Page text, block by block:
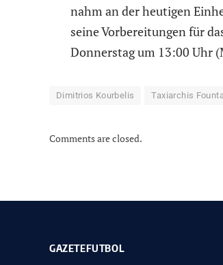
nahm an der heutigen
seine Vorbereitungen für
Donnerstag um 13:00 Uhr
Dimitrios Kourbelis Taxiarchis
Comments are closed.
GAZETEFUTBOL